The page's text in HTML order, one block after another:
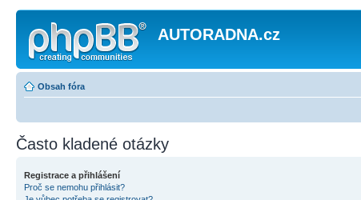
AUTORADNA.cz
Obsah fóra
Často kladené otázky
Registrace a přihlášení
Proč se nemohu přihlásit?